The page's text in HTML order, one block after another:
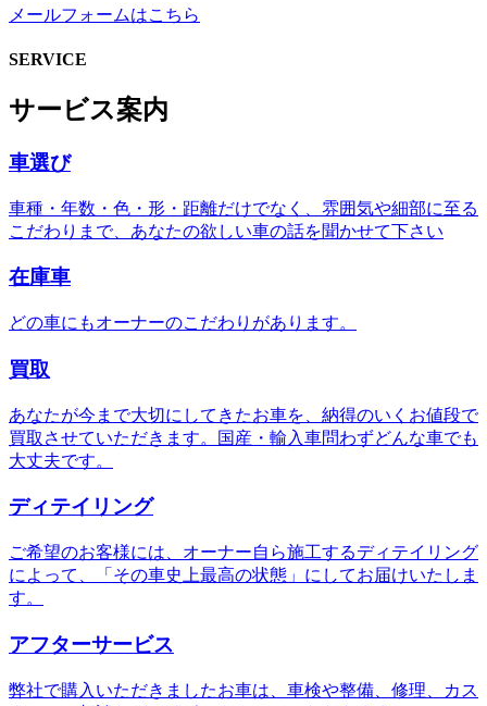
メールフォームはこちら
SERVICE
サービス案内
車選び
車種・年数・色・形・距離だけでなく、雰囲気や細部に至る
こだわりまで、あなたの欲しい車の話を聞かせて下さい
在庫車
どの車にもオーナーのこだわりがあります。
買取
あなたが今まで大切にしてきたお車を、納得のいくお値段で
買取させていただきます。国産・輸入車問わずどんな車でも
大丈夫です。
ディテイリング
ご希望のお客様には、オーナー自ら施工するディテイリング
によって、「その車史上最高の状態」にしてお届けいたしま
す。
アフターサービス
弊社で購入いただきましたお車は、車検や整備、修理、カス